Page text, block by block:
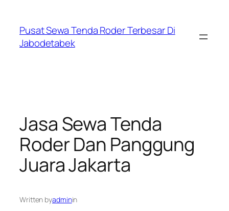
content
Pusat Sewa Tenda Roder Terbesar Di
Jabodetabek
Jasa Sewa Tenda
Roder Dan Panggung
Juara Jakarta
Written byadminin